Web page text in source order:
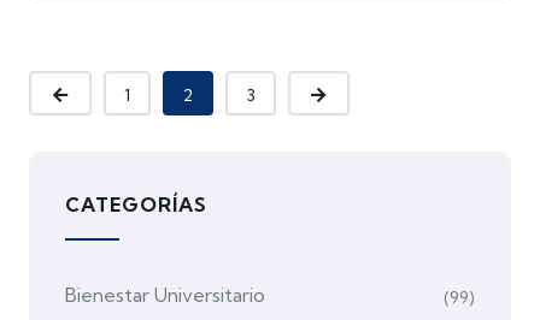
1 2 3
CATEGORÍAS
Bienestar Universitario (99)